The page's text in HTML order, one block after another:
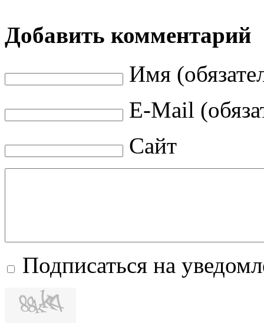
Добавить комментарий
Имя
E-Mail
Сайт
Подписаться на